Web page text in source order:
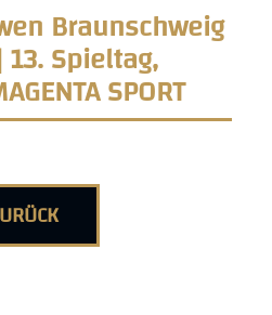
Braunschweig
Spieltag,
SPORT